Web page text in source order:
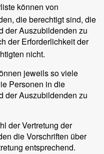
können von
die berechtigt sind, die
der Auszubildenden zu
der Erforderlichkeit der
nicht.
jeweils so viele
Personen in die
der Auszubildenden zu
der Vertretung der
die Vorschriften über
entsprechend.